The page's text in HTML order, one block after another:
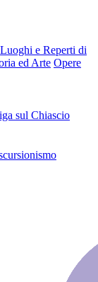
Luoghi e Reperti di
ed Arte Opere
sul Chiascio